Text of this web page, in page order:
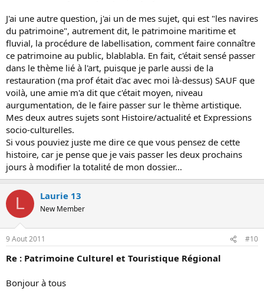
J'ai une autre question, j'ai un de mes sujet, qui est "les navires
du patrimoine", autrement dit, le patrimoine maritime et
fluvial, la procédure de labellisation, comment faire connaître
ce patrimoine au public, blablabla. En fait, c'était sensé passer
dans le thème lié à l'art, puisque je parle aussi de la
restauration (ma prof était d'ac avec moi là-dessus) SAUF que
voilà, une amie m'a dit que c'était moyen, niveau
aurgumentation, de le faire passer sur le thème artistique.
Mes deux autres sujets sont Histoire/actualité et Expressions
socio-culturelles.
Si vous pouviez juste me dire ce que vous pensez de cette
histoire, car je pense que je vais passer les deux prochains
jours à modifier la totalité de mon dossier...
L Laurie 13
New Member
9 Aout 2011 #10
Re : Patrimoine Culturel et Touristique Régional
Bonjour à tous